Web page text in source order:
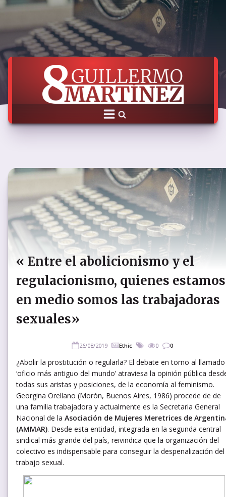
« Entre el abolicionismo y el
regulacionismo, quienes estamos
en medio somos las trabajadoras
sexuales»
26/08/2019 Ethic 0 0
¿Abolir la prostitución o regularla? El debate en torno al llamado
‘oficio más antiguo del mundo’ atraviesa la opinión pública
todas sus aristas y posiciones, de la economía al feminismo.
Georgina Orellano (Morón, Buenos Aires, 1986) procede de de
una familia trabajadora y actualmente es la Secretaria General
Nacional de la Asociación de Mujeres Meretrices de
(AMMAR). Desde esta entidad, integrada en la segunda central
sindical más grande del país, reivindica que la organización del
colectivo es indispensable para conseguir la despenalización del
trabajo sexual.